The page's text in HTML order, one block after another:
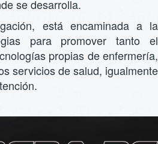
se desarrolla.
está encaminada a la
para promover tanto el
propias de enfermería,
servicios de salud, igualmente